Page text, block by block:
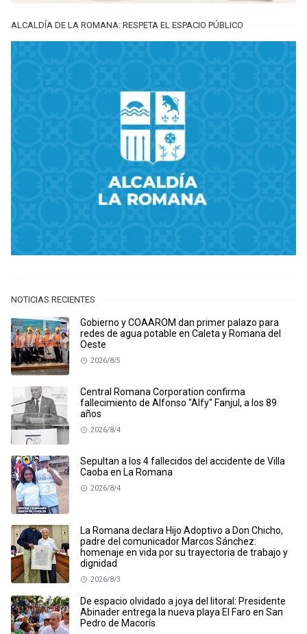
ALCALDÍA DE LA ROMANA: RESPETA EL ESPACIO PÚBLICO
NOTICIAS RECIENTES
Gobierno y COAAROM dan primer palazo para
redes de agua potable en Caleta y Romana del
Oeste
2026/8/5
Central Romana Corporation confirma
fallecimiento de Alfonso "Alfy" Fanjul, a los 89
años
2026/8/4
Sepultan a los 4 fallecidos del accidente de Villa
Caoba en La Romana
2026/8/4
La Romana declara Hijo Adoptivo a Don Chicho,
padre del comunicador Marcos Sánchez:
homenaje en vida por su trayectoria de trabajo y
dignidad
2026/8/3
De espacio olvidado a joya del litoral: Presidente
Abinader entrega la nueva playa El Faro en San
Pedro de Macorís